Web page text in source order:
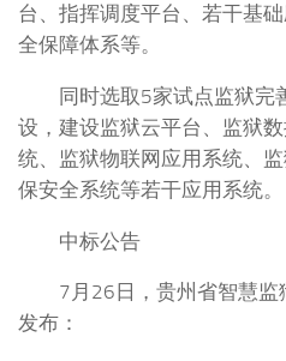
台、指挥调度平台、若干基
全保障体系等。
同时选取5家试点监狱完
设，建设监狱云平台、监狱
统、监狱物联网应用系统、
保安全系统等若干应用系统。
中标公告
7月26日，贵州省智慧监
发布：